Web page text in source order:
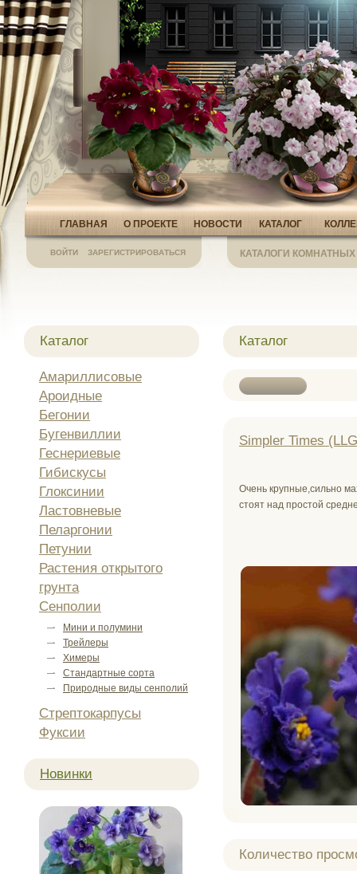
ВОЙТИ ЗАРЕГИСТРИРОВАТЬСЯ КАТАЛОГИ
ГЛАВНАЯ О ПРОЕКТЕ НОВОСТИ КАТАЛОГ
Каталог
Simpler Times
Очень крупные,сильно
стоят над простой
Количество
Каталог
Амариллисовые
Ароидные
Бегонии
Бугенвиллии
Геснериевые
Гибискусы
Глоксинии
Ластовневые
Пеларгонии
Петунии
Растения открытого
грунта
Сенполии
Мини и полумини
Трейлеры
Химеры
Стандартные сорта
Природные виды сенполий
Стрептокарпусы
Фуксии
Новинки